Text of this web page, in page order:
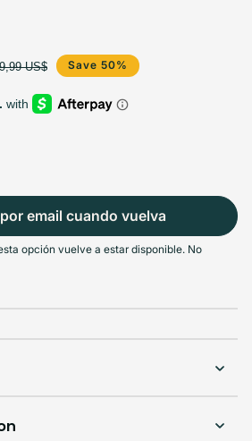
US$ Save 50%
email cuando vuelva
opción vuelve a estar disponible. No